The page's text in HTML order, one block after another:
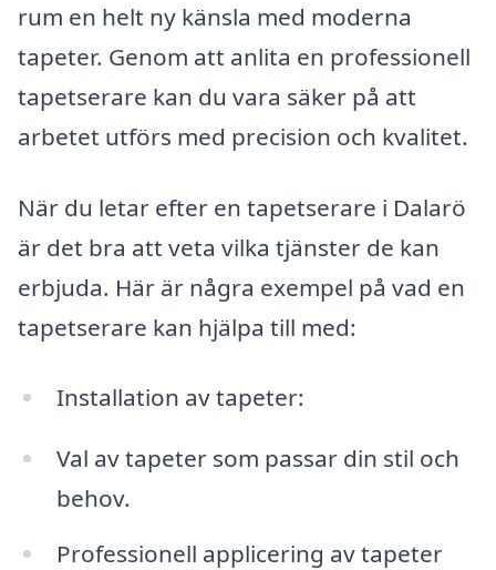
rum en helt ny känsla med moderna
tapeter. Genom att anlita en professionell
tapetserare kan du vara säker på att
arbetet utförs med precision och kvalitet.
När du letar efter en tapetserare i Dalarö
är det bra att veta vilka tjänster de kan
erbjuda. Här är några exempel på vad en
tapetserare kan hjälpa till med:
Installation av tapeter:
Val av tapeter som passar din stil och
behov.
Professionell applicering av tapeter